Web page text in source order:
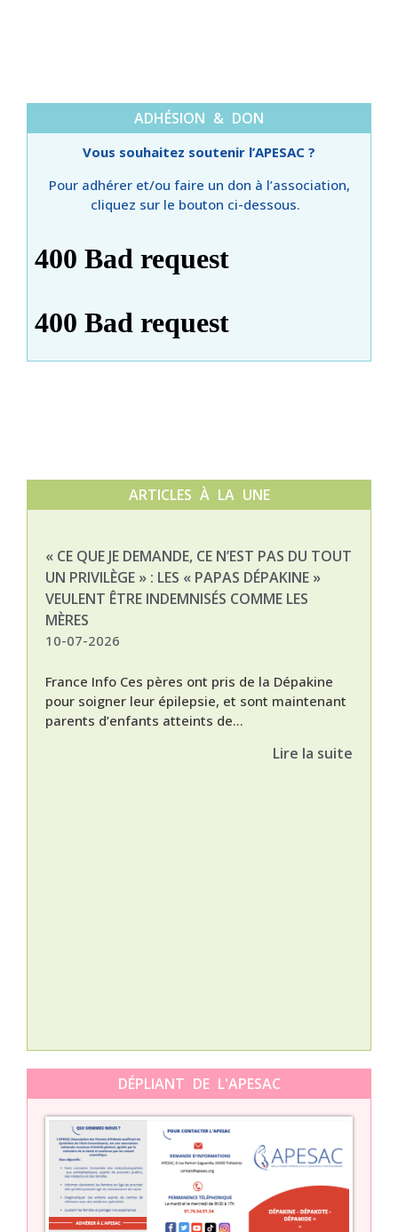
ADHÉSION & DON
Vous souhaitez soutenir l’APESAC ?
Pour adhérer et/ou faire un don à l’association,
cliquez sur le bouton ci-dessous.
ARTICLES À LA UNE
« CE QUE JE DEMANDE, CE N’EST PAS DU TOUT
UN PRIVILÈGE » : LES « PAPAS DÉPAKINE »
VEULENT ÊTRE INDEMNISÉS COMME LES
MÈRES
10-07-2026
France Info Ces pères ont pris de la Dépakine
pour soigner leur épilepsie, et sont maintenant
parents d’enfants atteints de...
Lire la suite
DÉPLIANT DE L'APESAC